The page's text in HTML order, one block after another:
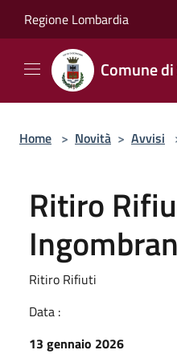
Regione Lombardia
Comune
Home > Novità > Avvisi
Ritiro
Ritiro Rifiuti
Data :
13 gennaio 2026